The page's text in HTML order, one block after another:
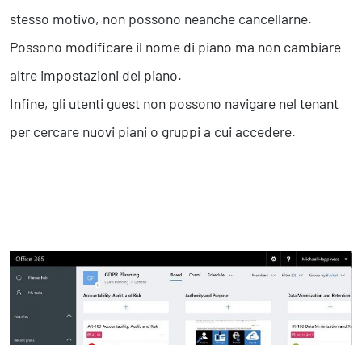
stesso motivo, non possono neanche cancellarne.
Possono modificare il nome di piano ma non cambiare
altre impostazioni del piano.
Infine, gli utenti guest non possono navigare nel tenant
per cercare nuovi piani o gruppi a cui accedere.